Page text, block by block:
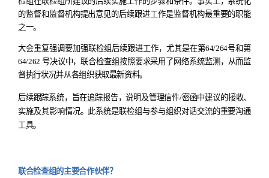
的监督和监督机构提出意见的后续跟进工作是监督机构最重要的职能
之一。
大会重复强调要加强联检组后续跟进工作，尤其是在第64/264号和第
64/262 号决议中，联合检查组按照要求采用了网络系统监测，从而监
督执行状况并从各组织获取最新资料。
后续跟踪系统， 旨在追踪报告，说明及管理信件/密函中建议的接收、
实施及其影响情况。此系统是联检组与参与组织对话交流的重要沟通
工具。
联合检查组的主要合作伙伴？